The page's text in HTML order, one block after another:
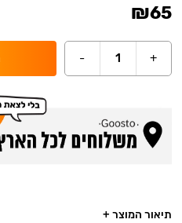
₪65
+
1
-
תיאור המוצר +